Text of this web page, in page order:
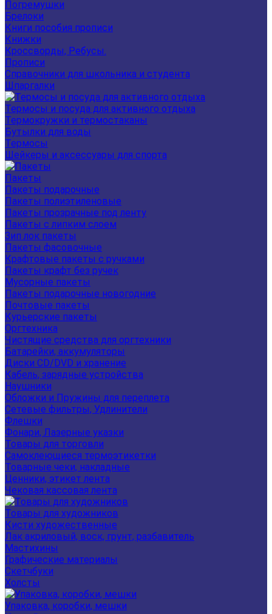
Погремушки
Брелоки
Книги пособия прописи
Книжки
Кроссворды, Ребусы.
Прописи
Справочники для школьника и студента
Шпаргалки
Термосы и посуда для активного отдыха
Термокружки и термостаканы
Бутылки для воды
Термосы
Шейкеры и аксессуары для спорта
Пакеты
Пакеты подарочные
Пакеты полиэтиленовые
Пакеты прозрачные под ленту
Пакеты с липким слоем
Зип лок пакеты
Пакеты фасовочные
Крафтовые пакеты с ручками
Пакеты крафт без ручек
Мусорные пакеты
Пакеты подарочные новогодние
Почтовые пакеты
Курьерские пакеты
Оргтехника
Чистящие средства для оргтехники
Батарейки, аккумуляторы
Диски CD/DVD и хранение
Кабель, зарядные устройства
Наушники
Обложки и Пружины для переплета
Сетевые фильтры, Удлинители
Флешки
Фонари, Лазерные указки
Товары для торговли
Самоклеющиеся термоэтикетки
Товарные чеки, накладные
Ценники, этикет лента
Чековая кассовая лента
Товары для художников
Кисти художественные
Лак акриловый, воск, грунт, разбавитель
Мастихины
Графические материалы
Скетчбуки
Холсты
Упаковка, коробки, мешки